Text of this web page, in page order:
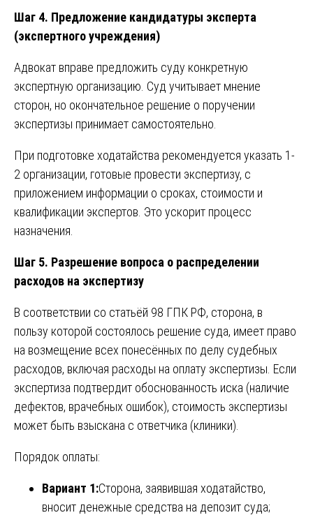
Шаг 4. Предложение кандидатуры эксперта
(экспертного учреждения)
Адвокат вправе предложить суду конкретную
экспертную организацию. Суд учитывает мнение
сторон, но окончательное решение о поручении
экспертизы принимает самостоятельно.
При подготовке ходатайства рекомендуется указать 1-
2 организации, готовые провести экспертизу, с
приложением информации о сроках, стоимости и
квалификации экспертов. Это ускорит процесс
назначения.
Шаг 5. Разрешение вопроса о распределении
расходов на экспертизу
В соответствии со статьёй 98 ГПК РФ, сторона, в
пользу которой состоялось решение суда, имеет право
на возмещение всех понесённых по делу судебных
расходов, включая расходы на оплату экспертизы. Если
экспертиза подтвердит обоснованность иска (наличие
дефектов, врачебных ошибок), стоимость экспертизы
может быть взыскана с ответчика (клиники).
Порядок оплаты:
Вариант 1:Сторона, заявившая ходатайство,
вносит денежные средства на депозит суда;